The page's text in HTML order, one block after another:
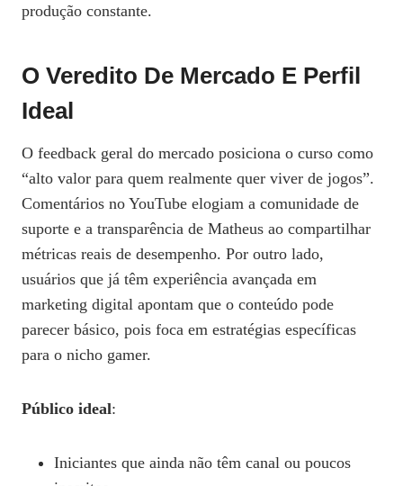
produção constante.
O Veredito De Mercado E Perfil
Ideal
O feedback geral do mercado posiciona o curso como
“alto valor para quem realmente quer viver de jogos”.
Comentários no YouTube elogiam a comunidade de
suporte e a transparência de Matheus ao compartilhar
métricas reais de desempenho. Por outro lado,
usuários que já têm experiência avançada em
marketing digital apontam que o conteúdo pode
parecer básico, pois foca em estratégias específicas
para o nicho gamer.
Público ideal:
Iniciantes que ainda não têm canal ou poucos